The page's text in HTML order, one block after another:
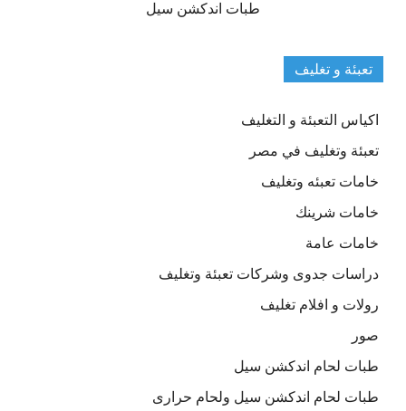
طبات اندكشن سيل
تعبئة و تغليف
اكياس التعبئة و التغليف
تعبئة وتغليف في مصر
خامات تعبئه وتغليف
خامات شرينك
خامات عامة
دراسات جدوى وشركات تعبئة وتغليف
رولات و افلام تغليف
صور
طبات لحام اندكشن سيل
طبات لحام اندكشن سيل ولحام حرارى